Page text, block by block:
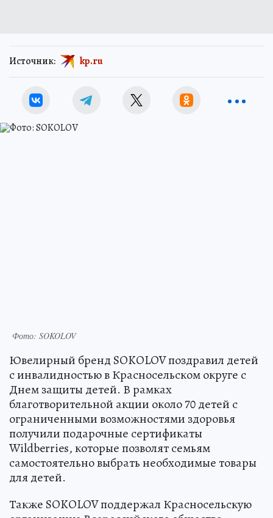
Источник: kp.ru
Фото: SOKOLOV
Ювелирный бренд SOKOLOV поздравил детей
с инвалидностью в Красносельском округе с
Днем защиты детей. В рамках
благотворительной акции около 70 детей с
ограниченными возможностями здоровья
получили подарочные сертификаты
Wildberries, которые позволят семьям
самостоятельно выбрать необходимые товары
для детей.
Также SOKOLOV поддержал Красносельскую